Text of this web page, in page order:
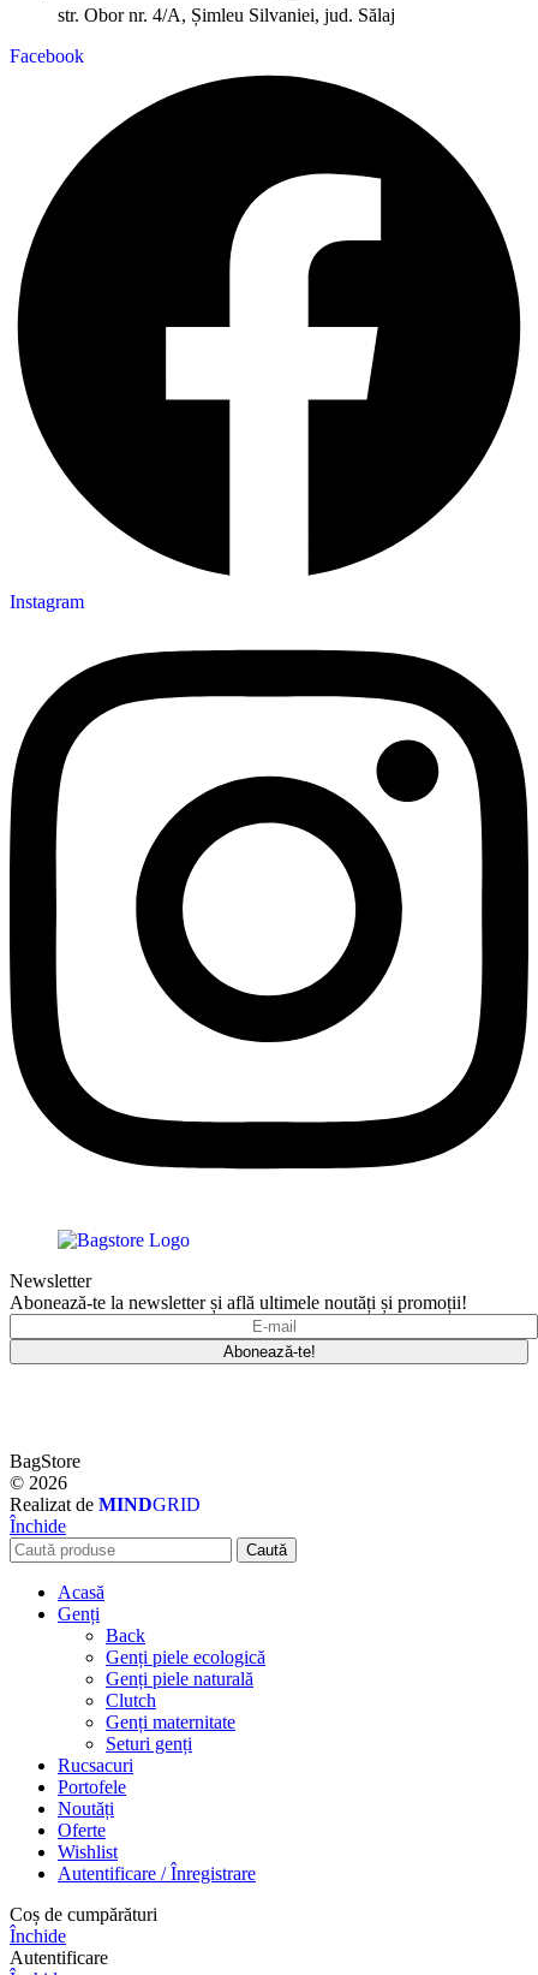
str. Obor nr. 4/A, Șimleu Silvaniei, jud. Sălaj
Facebook
Instagram
Newsletter
Abonează-te la newsletter și află ultimele noutăți și promoții!
BagStore
© 2026
Realizat de MINDGRID
Închide
Caută
Acasă
Genți
Back
Genți piele ecologică
Genți piele naturală
Clutch
Genți maternitate
Seturi genți
Rucsacuri
Portofele
Noutăți
Oferte
Wishlist
Autentificare / Înregistrare
Coș de cumpărături
Închide
Autentificare